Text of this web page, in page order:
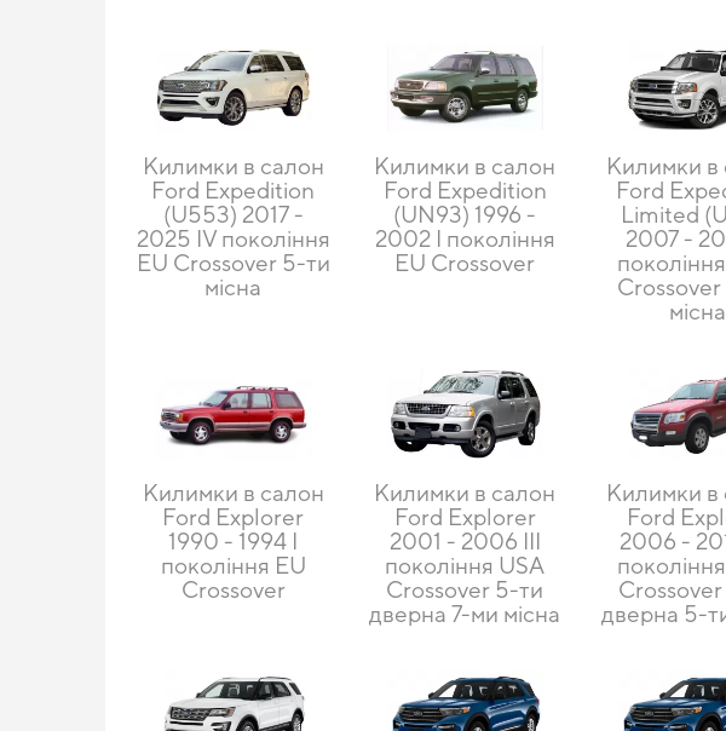
Килимки в салон
Ford Expedition
(U553) 2017 -
2025 IV покоління
EU Crossover 5-ти
місна
Килимки в салон
Ford Expedition
(UN93) 1996 -
2002 I покоління
EU Crossover
Килимки в
Ford
Limited
2007 -
місна
Килимки в салон
Ford Explorer
1990 - 1994 I
покоління EU
Crossover
Килимки в салон
Ford Explorer
2001 - 2006 III
покоління USA
Crossover 5-ти
дверна 7-ми місна
Килимки в
Ford
2006 -
дверна 5-